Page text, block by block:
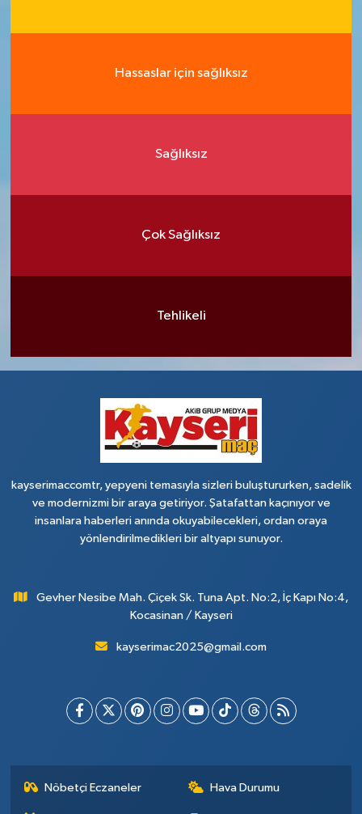
Hassaslar için sağlıksız
Sağlıksız
Çok Sağlıksız
Tehlikeli
kayserimaccomtr, yepyeni temasıyla sizleri buluştururken, sadelik
ve modernizmi bir araya getiriyor. Şatafattan kaçınıyor ve
insanlara haberleri anında okuyabilecekleri, ordan oraya
yönlendirilmedikleri bir altyapı sunuyor.
Gevher Nesibe Mah. Çiçek Sk. Tuna Apt. No:2, İç Kapı No:4,
Kocasinan / Kayseri
kayserimac2025@gmail.com
Nöbetçi Eczaneler Hava Durumu